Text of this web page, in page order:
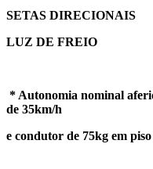
SETAS DIRECIONAIS
LUZ DE FREIO
* Autonomia nominal
de 35km/h
e condutor de 75kg em piso